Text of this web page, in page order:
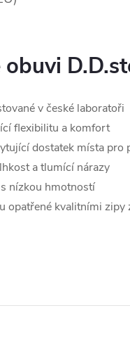
v české laboratoři
flexibilitu a komfort
dostatek místa pro
a tlumící nárazy
nízkou hmotností
opatřené kvalitními zipy